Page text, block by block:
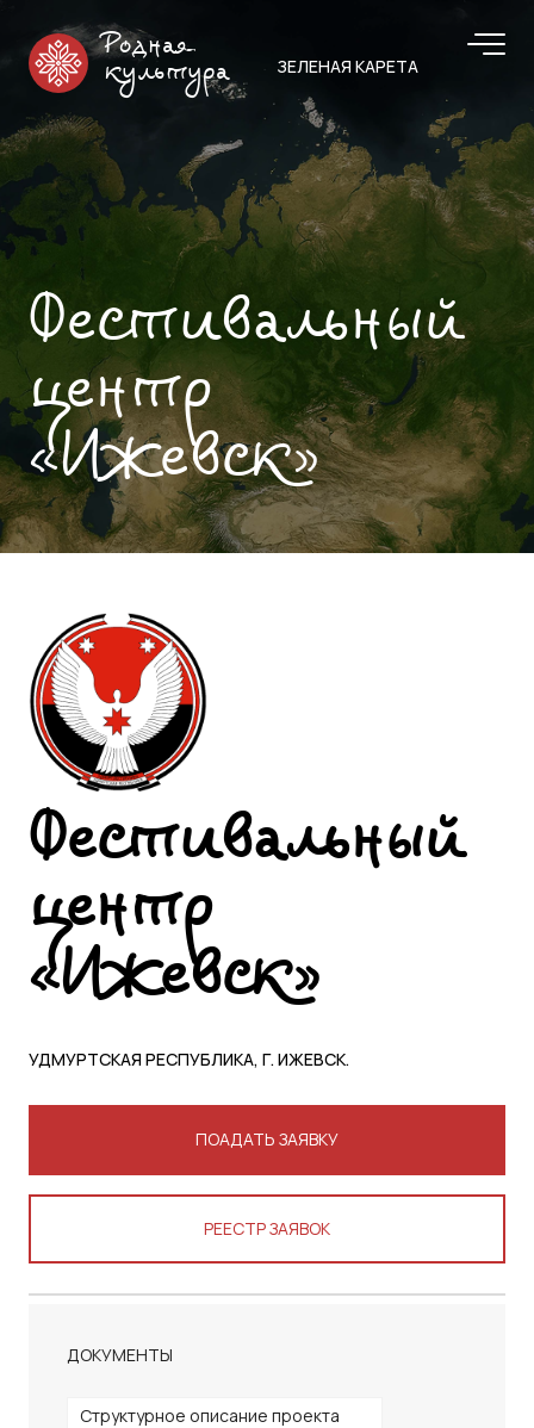
Родная
культура
ЗЕЛЕНАЯ КАРЕТА
Фестивальный
центр
«Ижевск»
Фестивальный
центр
«Ижевск»
УДМУРТСКАЯ РЕСПУБЛИКА, Г. ИЖЕВСК.
ПОAДАТЬ ЗАЯВКУ
РЕЕСТР ЗАЯВОК
ДОКУМЕНТЫ
Структурное описание проекта